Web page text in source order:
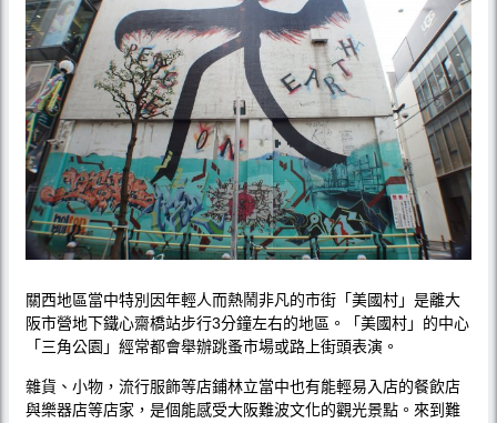
關西地區當中特別因年輕人而熱鬧非凡的市街「美國村」是離大
阪市營地下鐵心齋橋站步行3分鐘左右的地區。「美國村」的中心
「三角公園」經常都會舉辦跳蚤市場或路上街頭表演。
雜貨、小物，流行服飾等店鋪林立當中也有能輕易入店的餐飲店
與樂器店等店家，是個能感受大阪難波文化的觀光景點。來到難